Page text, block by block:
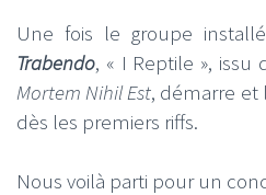
Une fois le groupe
Trabendo, « I Reptile »,
Mortem Nihil Est, démarre et
dès les premiers riffs.
Nous voilà parti pour un